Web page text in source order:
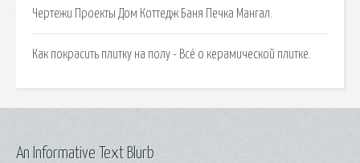
Чертежи Проекты Дом Коттедж Баня Печка Мангал.
Как покрасить плитку на полу - Всё о керамической плитке.
An Informative Text Blurb